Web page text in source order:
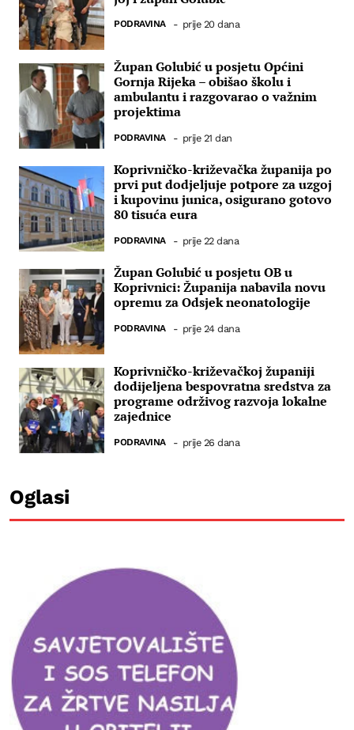
PODRAVINA - prije 20 dana
Župan Golubić u posjetu Općini
Gornja Rijeka – obišao školu i
ambulantu i razgovarao o važnim
projektima
PODRAVINA - prije 21 dan
Koprivničko-križevačka županija po
prvi put dodjeljuje potpore za uzgoj
i kupovinu junica, osigurano gotovo
80 tisuća eura
PODRAVINA - prije 22 dana
Župan Golubić u posjetu OB u
Koprivnici: Županija nabavila novu
opremu za Odsjek neonatologije
PODRAVINA - prije 24 dana
Koprivničko-križevačkoj županiji
dodijeljena bespovratna sredstva za
programe održivog razvoja lokalne
zajednice
PODRAVINA - prije 26 dana
Oglasi